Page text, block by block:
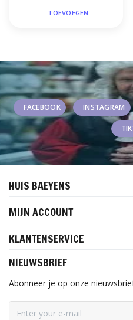
TOEVOEGEN
FACEBOOK INSTAGRAM
HUIS BAEYENS
MIJN ACCOUNT
KLANTENSERVICE
NIEUWSBRIEF
Abonneer je op onze